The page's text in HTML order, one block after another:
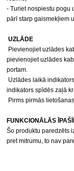
- Turiet nospiestu pogu
pārī starp gaismekļiem
UZLĀDE
Pievienojiet uzlādes
pievienojiet uzlādes
portam.
Uzlādes laikā
indikators spīdēs zaļā
Pirms pirmās
FUNKCIONĀLĀS
Šo produktu paredzēts
pret mitrumu, to nav